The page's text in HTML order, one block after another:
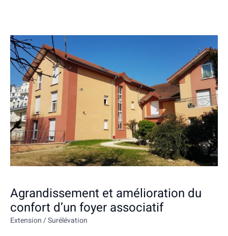
Agrandissement et amélioration du
confort d’un foyer associatif
Extension / Surélévation